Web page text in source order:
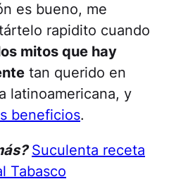
es bueno, me
rapidito cuando
mitos que hay
tan querido en
latinoamericana, y
beneficios.
Suculenta receta
Tabasco